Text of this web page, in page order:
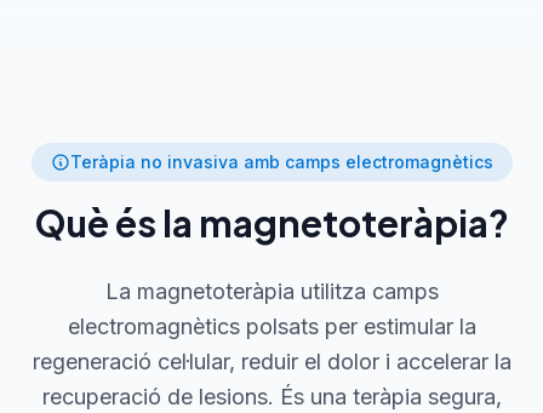
Teràpia no invasiva amb camps electromagnètics
Què és la magnetoteràpia?
La magnetoteràpia utilitza camps
electromagnètics polsats per estimular la
regeneració cel·lular, reduir el dolor i accelerar la
recuperació de lesions. És una teràpia segura,